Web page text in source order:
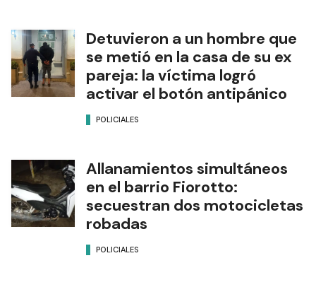
Detuvieron a un hombre que
se metió en la casa de su ex
pareja: la víctima logró
activar el botón antipánico
POLICIALES
Allanamientos simultáneos
en el barrio Fiorotto:
secuestran dos motocicletas
robadas
POLICIALES